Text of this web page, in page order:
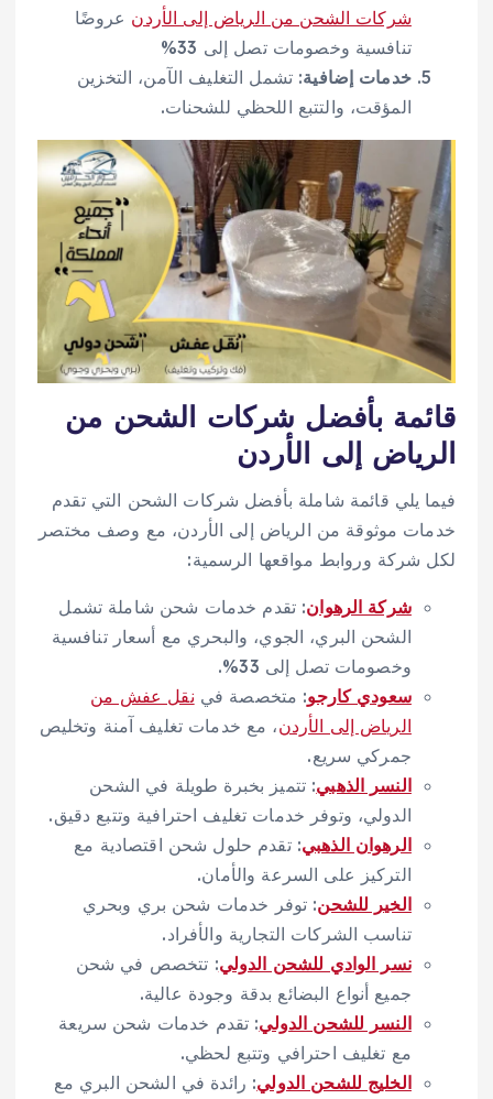
شركات الشحن من الرياض إلى الأردن عروضًا
تنافسية وخصومات تصل إلى 33%
خدمات إضافية: تشمل التغليف الآمن، التخزين
المؤقت، والتتبع اللحظي للشحنات.
قائمة بأفضل شركات الشحن من
الرياض إلى الأردن
فيما يلي قائمة شاملة بأفضل شركات الشحن التي تقدم
خدمات موثوقة من الرياض إلى الأردن، مع وصف مختصر
لكل شركة وروابط مواقعها الرسمية:
شركة الرهوان: تقدم خدمات شحن شاملة تشمل
الشحن البري، الجوي، والبحري مع أسعار تنافسية
وخصومات تصل إلى 33%.
سعودي كارجو: متخصصة في نقل عفش من
الرياض إلى الأردن، مع خدمات تغليف آمنة وتخليص
جمركي سريع.
النسر الذهبي: تتميز بخبرة طويلة في الشحن
الدولي، وتوفر خدمات تغليف احترافية وتتبع دقيق.
الرهوان الذهبي: تقدم حلول شحن اقتصادية مع
التركيز على السرعة والأمان.
الخير للشحن: توفر خدمات شحن بري وبحري
تناسب الشركات التجارية والأفراد.
نسر الوادي للشحن الدولي: تتخصص في شحن
جميع أنواع البضائع بدقة وجودة عالية.
النسر للشحن الدولي: تقدم خدمات شحن سريعة
مع تغليف احترافي وتتبع لحظي.
الخليج للشحن الدولي: رائدة في الشحن البري مع